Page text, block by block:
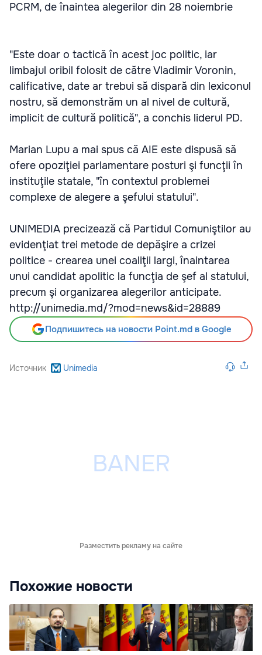
PCRM, de înaintea alegerilor din 28 noiembrie
"Este doar o tactică în acest joc politic, iar
limbajul oribil folosit de către Vladimir Voronin,
calificative, date ar trebui să dispară din lexiconul
nostru, să demonstrăm un al nivel de cultură,
implicit de cultură politică", a conchis liderul PD.
Marian Lupu a mai spus că AIE este dispusă să
ofere opoziţiei parlamentare posturi şi funcţii în
instituţile statale, "în contextul problemei
complexe de alegere a şefului statului".
UNIMEDIA precizează că Partidul Comuniştilor au
evidenţiat trei metode de depăşire a crizei
politice - crearea unei coaliţii largi, înaintarea
unui candidat apolitic la funcţia de şef al statului,
precum şi organizarea alegerilor anticipate.
http://unimedia.md/?mod=news&id=28889
Подпишитесь на новости Point.md в Google
Источник Unimedia
Разместить рекламу на сайте
Похожие новости